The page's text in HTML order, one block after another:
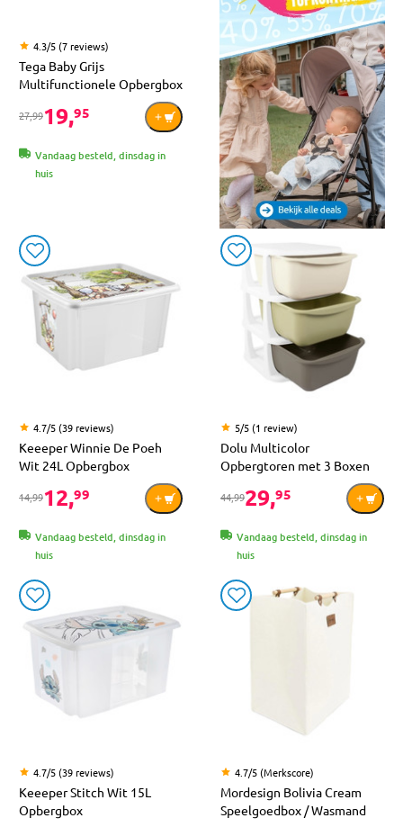
4.3/5 (7 reviews)
Tega Baby Grijs
Multifunctionele Opbergbox
27,9919,95
Vandaag besteld, dinsdag in
huis
4.7/5 (39 reviews)
Keeeper Winnie De Poeh
Wit 24L Opbergbox
14,9912,99
Vandaag besteld, dinsdag in
huis
5/5 (1 review)
Dolu Multicolor
Opbergtoren met 3 Boxen
44,9929,95
Vandaag besteld, dinsdag in
huis
4.7/5 (39 reviews)
Keeeper Stitch Wit 15L
Opbergbox
4.7/5 (Merkscore)
Mordesign Bolivia Cream
Speelgoedbox / Wasmand